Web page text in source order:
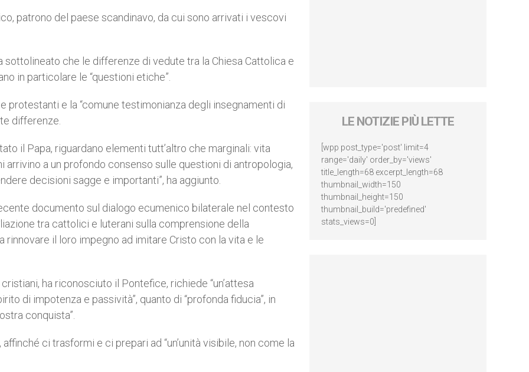
patrono del paese scandinavo, da cui sono arrivati i vescovi
sottolineato che le differenze di vedute tra la Chiesa Cattolica e
in particolare le “questioni etiche”.
protestanti e la “comune testimonianza degli insegnamenti di
differenze.
il Papa, riguardano elementi tutt’altro che marginali: vita
arrivino a un profondo consenso sulle questioni di antropologia,
decisioni sagge e importanti”, ha aggiunto.
documento sul dialogo ecumenico bilaterale nel contesto
tra cattolici e luterani sulla comprensione della
il loro impegno ad imitare Cristo con la vita e le
ha riconosciuto il Pontefice, richiede “un’attesa
di impotenza e passività”, quanto di “profonda fiducia”, in
conquista”.
ci trasformi e ci prepari ad “un’unità visibile, non come la
LE NOTIZIE PIÙ LETTE
[wpp post_type='post' limit=4
range='daily' order_by='views'
title_length=68 excerpt_length=68
thumbnail_width=150
thumbnail_height=150
thumbnail_build='predefined'
stats_views=0]